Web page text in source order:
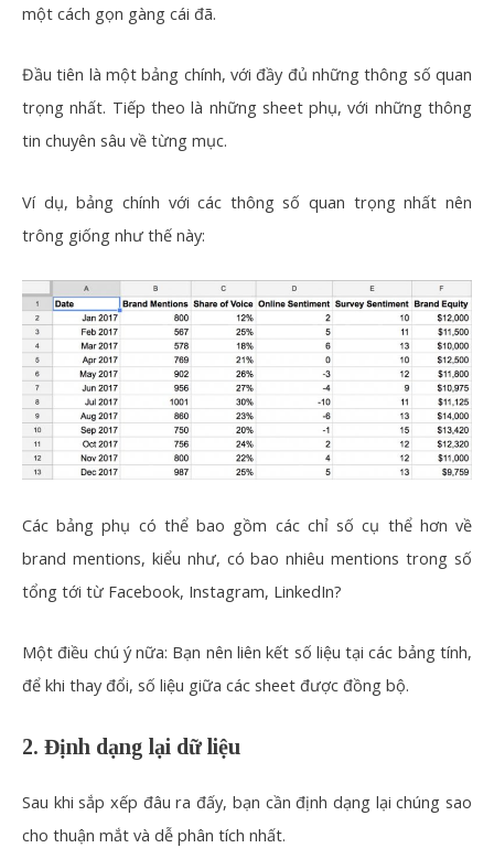
một cách gọn gàng cái đã.
Đầu tiên là một bảng chính, với đầy đủ những thông số quan
trọng nhất. Tiếp theo là những sheet phụ, với những thông
tin chuyên sâu về từng mục.
Ví dụ, bảng chính với các thông số quan trọng nhất nên
trông giống như thế này:
Các bảng phụ có thể bao gồm các chỉ số cụ thể hơn về
brand mentions, kiểu như, có bao nhiêu mentions trong số
tổng tới từ Facebook, Instagram, LinkedIn?
Một điều chú ý nữa: Bạn nên liên kết số liệu tại các bảng tính,
để khi thay đổi, số liệu giữa các sheet được đồng bộ.
2. Định dạng lại dữ liệu
Sau khi sắp xếp đâu ra đấy, bạn cần định dạng lại chúng sao
cho thuận mắt và dễ phân tích nhất.